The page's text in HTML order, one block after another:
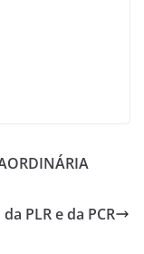
PLR e da PCR